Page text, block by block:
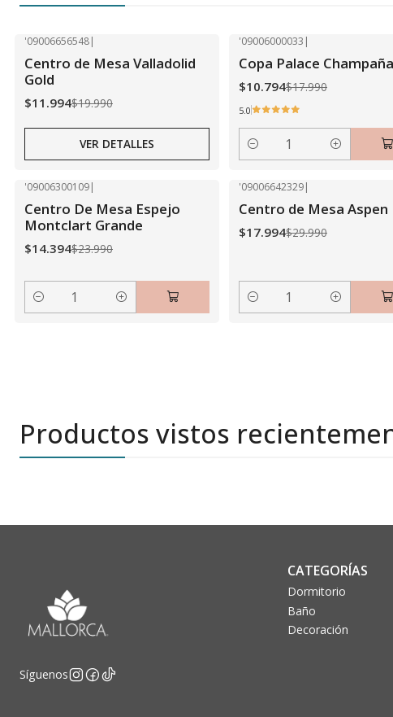
Agotado
'09006656548|
Centro de Mesa Valladolid
Gold
$11.994$19.990
VER DETALLES
'09006000033 |
Copa Palace Champaña
$10.794$17.990
5.0
Cantidad
'09006300109|
Centro De Mesa Espejo
Montclart Grande
$14.394$23.990
Cantidad
'09006642329|
Centro de Mesa Aspen
$17.994$29.990
Cantidad
Productos vistos
Síguenos
CATEGORÍAS
Dormitorio
Baño
Decoración